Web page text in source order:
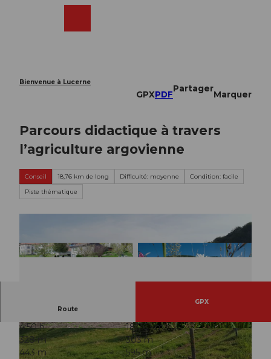
Bienvenue à Lucerne
GPXPDF
Partager
Marquer
Parcours didactique à travers
l’agriculture argovienne
Conseil 18,76 km de long Difficulté: moyenne
Condition: facile
Piste thématique
© Seetal Tourismus, Pro Natura Aargau © Seetal Tourismus, Pro Natura Aargau
Route
GPX
4:50 h
18,76 km
328 m
303 m
443 m
595 m